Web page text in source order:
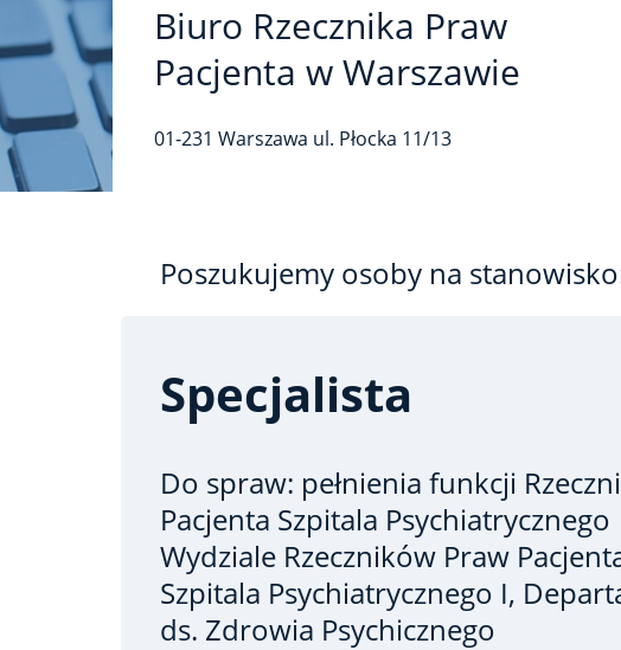
Biuro Rzecznika Praw
Pacjenta w Warszawie
01-231 Warszawa ul. Płocka 11/13
Poszukujemy osoby na
Specjalista
Do spraw: pełnienia funkcji
Pacjenta Szpitala Psychiatrycznego
Wydziale Rzeczników Praw
Szpitala Psychiatrycznego I,
ds. Zdrowia Psychicznego